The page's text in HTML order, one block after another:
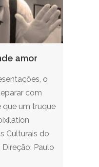
amor
o
com
que um truque
Culturais do
Paulo